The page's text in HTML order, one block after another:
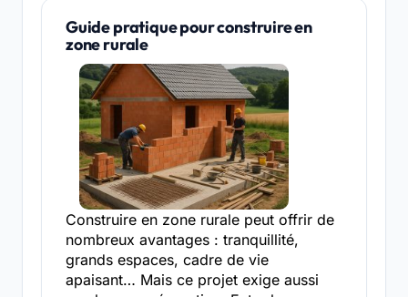
Guide pratique pour construire en
zone rurale
Construire en zone rurale peut offrir de
nombreux avantages : tranquillité,
grands espaces, cadre de vie
apaisant… Mais ce projet exige aussi